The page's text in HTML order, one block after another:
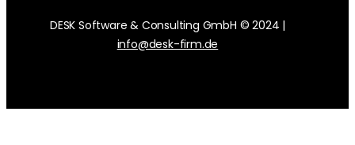
DESK Software & Consulting GmbH © 2024 |
info@desk-firm.de